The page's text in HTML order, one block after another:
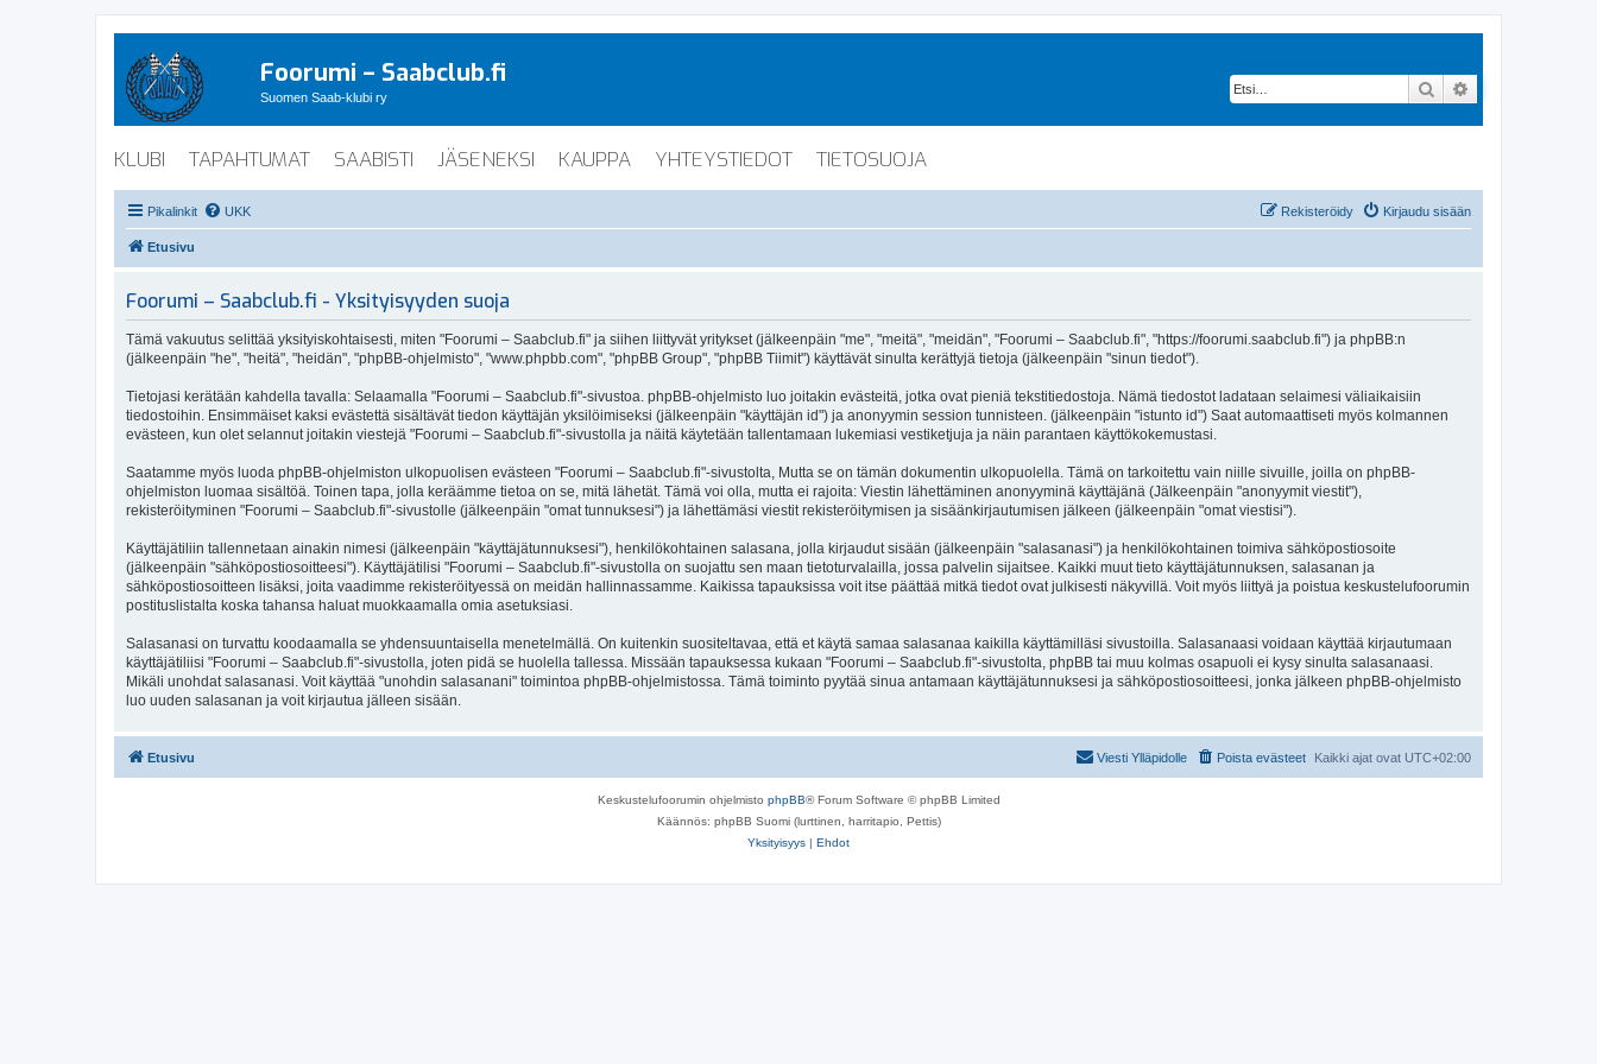
Foorumi – Saabclub.fi
Suomen Saab-klubi ry Etsi
KLUBI TAPAHTUMAT SAABISTI JÄSENEKSI KAUPPA YHTEYSTIEDOT TIETOSUOJA
Pikalinkit UKK Kirjaudu sisään
Rekisteröidy
Etusivu
Foorumi – Saabclub.fi - Yksityisyyden suoja
Tämä vakuutus selittää yksityiskohtaisesti, miten "Foorumi – Saabclub.fi" ja siihen liittyvät yritykset (jälkeenpäin "me", "meitä", "meidän", "Foorumi – Saabclub.fi", "https://foorumi.saabclub.fi") ja phpBB:n
(jälkeenpäin "he", "heitä", "heidän", "phpBB-ohjelmisto", "www.phpbb.com", "phpBB Group", "phpBB Tiimit") käyttävät sinulta kerättyjä tietoja (jälkeenpäin "sinun tiedot").
Tietojasi kerätään kahdella tavalla: Selaamalla "Foorumi – Saabclub.fi"-sivustoa. phpBB-ohjelmisto luo joitakin evästeitä, jotka ovat pieniä tekstitiedostoja. Nämä tiedostot ladataan selaimesi väliaikaisiin
tiedostoihin. Ensimmäiset kaksi evästettä sisältävät tiedon käyttäjän yksilöimiseksi (jälkeenpäin "käyttäjän id") ja anonyymin session tunnisteen. (jälkeenpäin "istunto id") Saat automaattiseti myös kolmannen
evästeen, kun olet selannut joitakin viestejä "Foorumi – Saabclub.fi"-sivustolla ja näitä käytetään tallentamaan lukemiasi vestiketjuja ja näin parantaen käyttökokemustasi.
Saatamme myös luoda phpBB-ohjelmiston ulkopuolisen evästeen "Foorumi – Saabclub.fi"-sivustolta, Mutta se on tämän dokumentin ulkopuolella. Tämä on tarkoitettu vain niille sivuille, joilla on phpBB-
ohjelmiston luomaa sisältöä. Toinen tapa, jolla keräämme tietoa on se, mitä lähetät. Tämä voi olla, mutta ei rajoita: Viestin lähettäminen anonyyminä käyttäjänä (Jälkeenpäin "anonyymit viestit"),
rekisteröityminen "Foorumi – Saabclub.fi"-sivustolle (jälkeenpäin "omat tunnuksesi") ja lähettämäsi viestit rekisteröitymisen ja sisäänkirjautumisen jälkeen (jälkeenpäin "omat viestisi").
Käyttäjätiliin tallennetaan ainakin nimesi (jälkeenpäin "käyttäjätunnuksesi"), henkilökohtainen salasana, jolla kirjaudut sisään (jälkeenpäin "salasanasi") ja henkilökohtainen toimiva sähköpostiosoite
(jälkeenpäin "sähköpostiosoitteesi"). Käyttäjätilisi "Foorumi – Saabclub.fi"-sivustolla on suojattu sen maan tietoturvalailla, jossa palvelin sijaitsee. Kaikki muut tieto käyttäjätunnuksen, salasanan ja
sähköpostiosoitteen lisäksi, joita vaadimme rekisteröityessä on meidän hallinnassamme. Kaikissa tapauksissa voit itse päättää mitkä tiedot ovat julkisesti näkyvillä. Voit myös liittyä ja poistua keskustelufoorumin
postituslistalta koska tahansa haluat muokkaamalla omia asetuksiasi.
Salasanasi on turvattu koodaamalla se yhdensuuntaisella menetelmällä. On kuitenkin suositeltavaa, että et käytä samaa salasanaa kaikilla käyttämilläsi sivustoilla. Salasanaasi voidaan käyttää kirjautumaan
käyttäjätiliisi "Foorumi – Saabclub.fi"-sivustolla, joten pidä se huolella tallessa. Missään tapauksessa kukaan "Foorumi – Saabclub.fi"-sivustolta, phpBB tai muu kolmas osapuoli ei kysy sinulta salasanaasi.
Mikäli unohdat salasanasi. Voit käyttää "unohdin salasanani" toimintoa phpBB-ohjelmistossa. Tämä toiminto pyytää sinua antamaan käyttäjätunnuksesi ja sähköpostiosoitteesi, jonka jälkeen phpBB-ohjelmisto
luo uuden salasanan ja voit kirjautua jälleen sisään.
Etusivu Kaikki ajat ovat UTC+02:00
Poista evästeet
Viesti Ylläpidolle
Keskustelufoorumin ohjelmisto phpBB® Forum Software © phpBB Limited
Käännös: phpBB Suomi (lurttinen, harritapio, Pettis)
Yksityisyys | Ehdot